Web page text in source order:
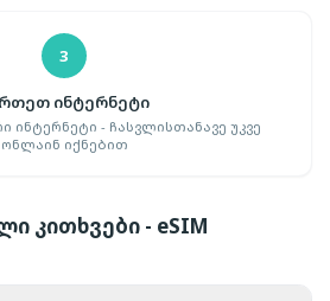
3
ინტერნეტი
- ჩასვლისთანავე უკვე
ონლაინ იქნებით
კითხვები - eSIM